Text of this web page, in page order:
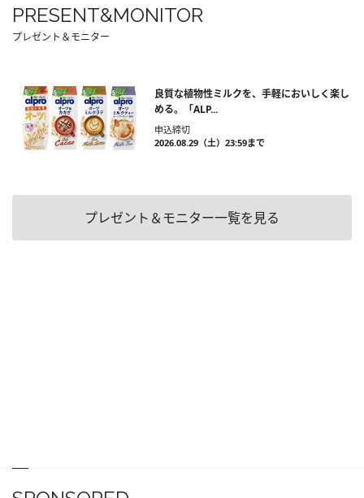
PRESENT&MONITOR
プレゼント＆モニター
良質な植物性ミルクを、手軽においしく楽し
める。「ALP...
申込締切
2026.08.29（土）23:59まで
プレゼント＆モニター一覧を見る